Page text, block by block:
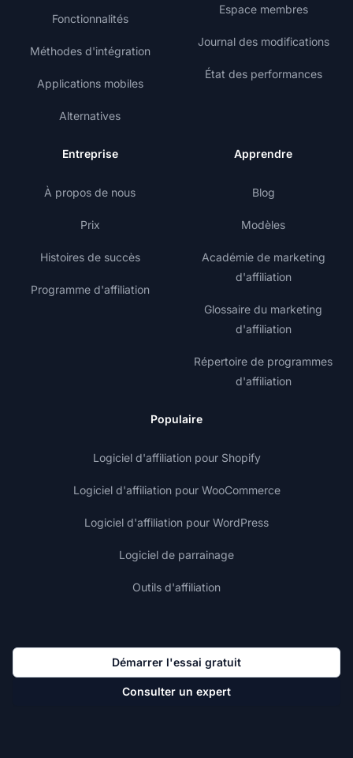
Fonctionnalités
Méthodes d'intégration
Applications mobiles
Alternatives
Espace membres
Journal des modifications
État des performances
Entreprise
À propos de nous
Prix
Histoires de succès
Programme d'affiliation
Apprendre
Blog
Modèles
Académie de marketing
d'affiliation
Glossaire du marketing
d'affiliation
Répertoire de programmes
d'affiliation
Populaire
Logiciel d'affiliation pour Shopify
Logiciel d'affiliation pour WooCommerce
Logiciel d'affiliation pour WordPress
Logiciel de parrainage
Outils d'affiliation
Démarrer l'essai gratuit
Consulter un expert